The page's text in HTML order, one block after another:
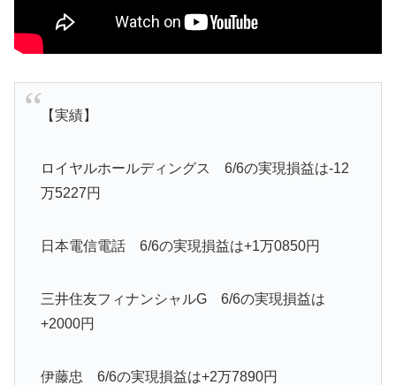
【実績】
ロイヤルホールディングス 6/6の実現損益は-12
万5227円
日本電信電話 6/6の実現損益は+1万0850円
三井住友フィナンシャルG 6/6の実現損益は
+2000円
伊藤忠 6/6の実現損益は+2万7890円